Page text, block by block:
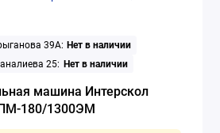
39А: Нет в наличии
25: Нет в наличии
машина Интерскол
180/1300ЭМ